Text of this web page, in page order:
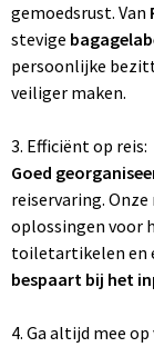
gemoedsrust. Van
stevige
persoonlijke
veiliger maken.
3. Efficiënt op reis:
Goed
reiservaring.
oplossingen voor
toiletartikelen en
bespaart bij het
4. Ga altijd mee